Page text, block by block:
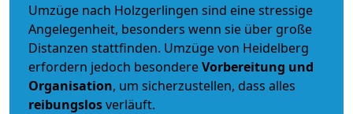
Umzüge nach Holzgerlingen sind eine stressige
Angelegenheit, besonders wenn sie über große
Distanzen stattfinden. Umzüge von Heidelberg
erfordern jedoch besondereVorbereitung und
Organisation, um sicherzustellen, dass alles
reibungslosverläuft.